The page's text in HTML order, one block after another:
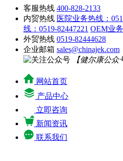
客服热线 400-828-2133
内贸热线 医院业务热线：
线：0519-82447221 OEM业
外贸热线 0519-82444628
企业邮箱 sales@chinajek.com
【健尔康公众
网站首页
产品中心
立即咨询
新闻资讯
联系我们